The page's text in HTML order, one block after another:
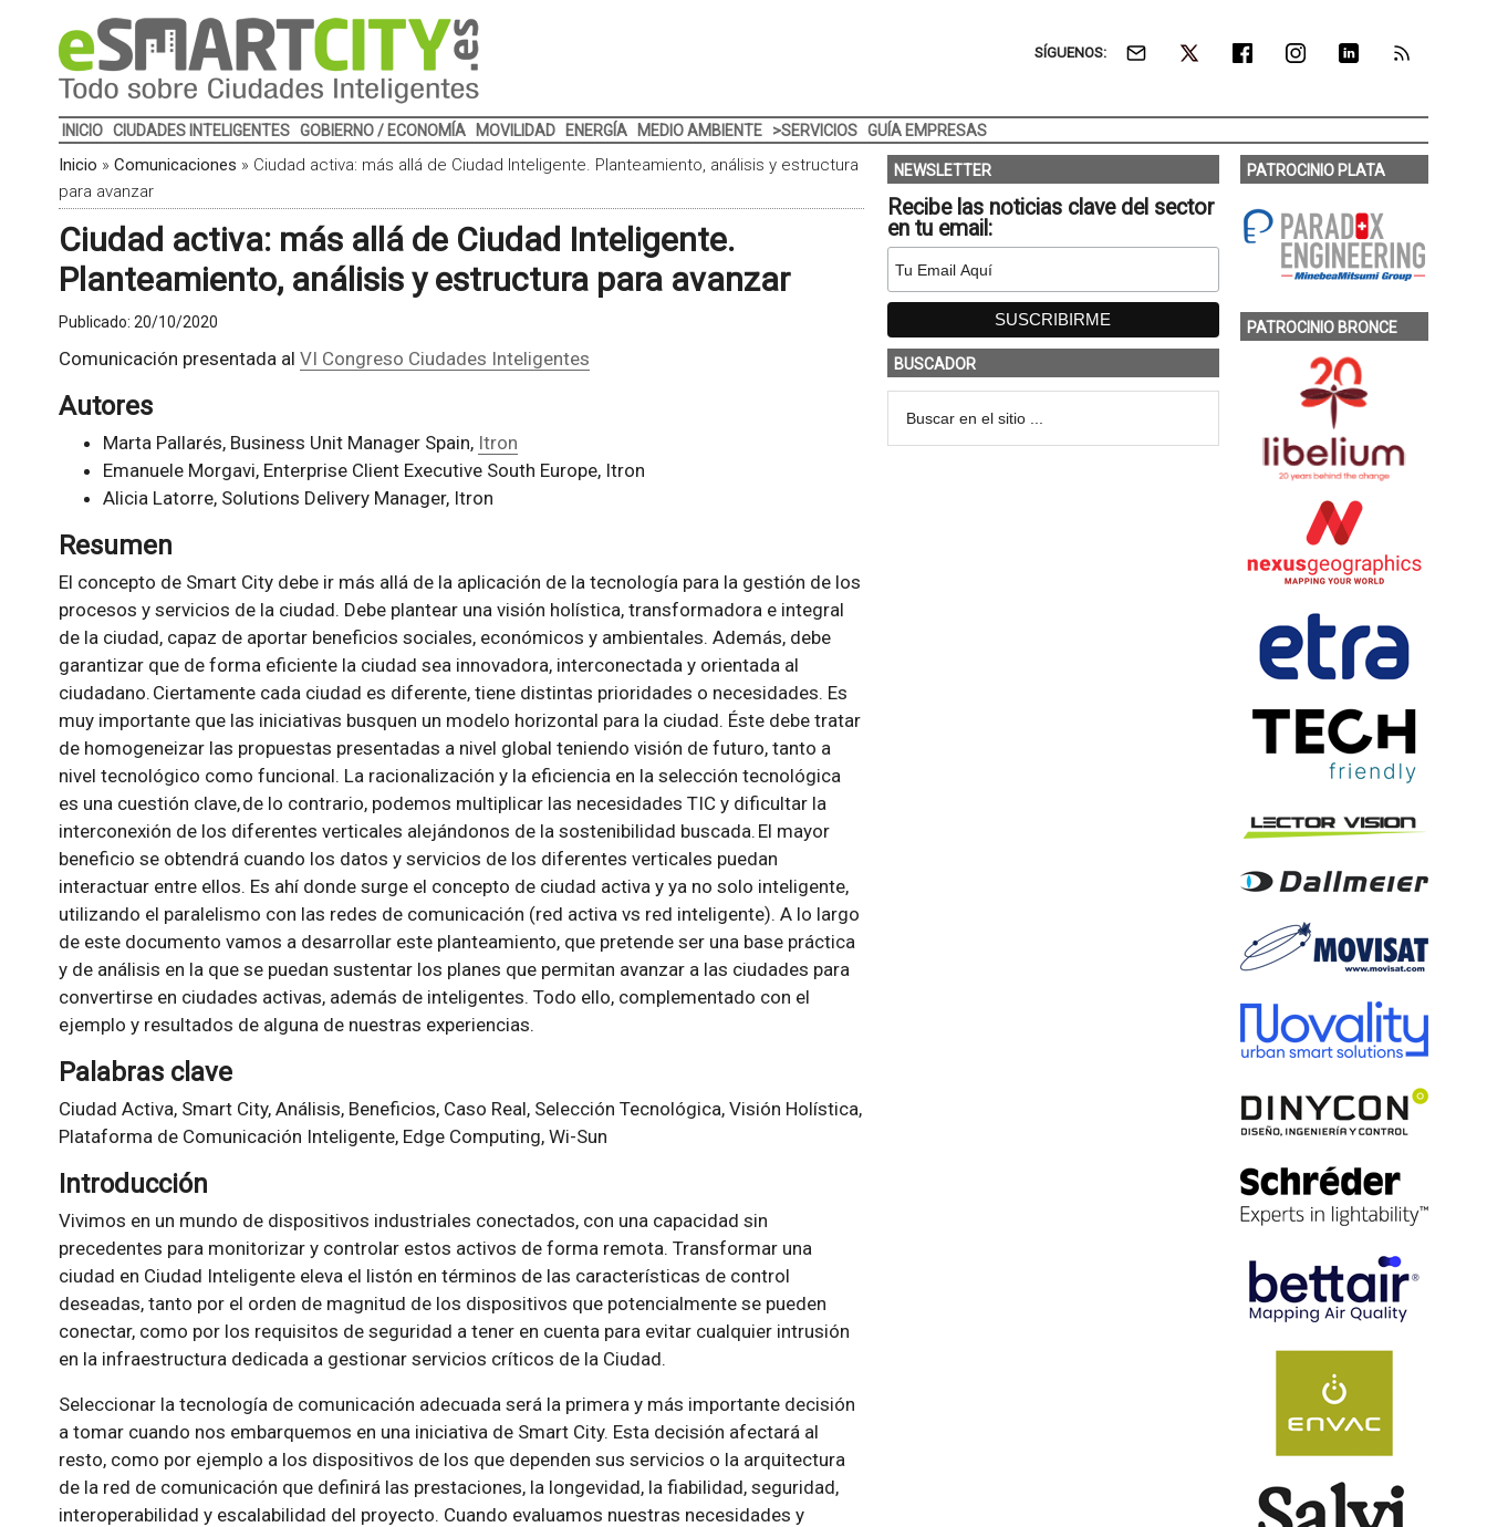
SÍGUENOS:
INICIO CIUDADES INTELIGENTES GOBIERNO / ECONOMÍA MOVILIDAD ENERGÍA MEDIO AMBIENTE >SERVICIOS GUÍA EMPRESAS
Inicio » Comunicaciones » Ciudad activa: más allá de Ciudad Inteligente. Planteamiento, análisis y estructura
para avanzar
Ciudad activa: más allá de Ciudad Inteligente.
Planteamiento, análisis y estructura para avanzar
Publicado: 20/10/2020
Comunicación presentada al VI Congreso Ciudades Inteligentes
Autores
Marta Pallarés, Business Unit Manager Spain, Itron
Emanuele Morgavi, Enterprise Client Executive South Europe, Itron
Alicia Latorre, Solutions Delivery Manager, Itron
Resumen
El concepto de Smart City debe ir más allá de la aplicación de la tecnología para la gestión de los
procesos y servicios de la ciudad. Debe plantear una visión holística, transformadora e integral
de la ciudad, capaz de aportar beneficios sociales, económicos y ambientales. Además, debe
garantizar que de forma eficiente la ciudad sea innovadora, interconectada y orientada al
ciudadano. Ciertamente cada ciudad es diferente, tiene distintas prioridades o necesidades. Es
muy importante que las iniciativas busquen un modelo horizontal para la ciudad. Éste debe tratar
de homogeneizar las propuestas presentadas a nivel global teniendo visión de futuro, tanto a
nivel tecnológico como funcional. La racionalización y la eficiencia en la selección tecnológica
es una cuestión clave, de lo contrario, podemos multiplicar las necesidades TIC y dificultar la
interconexión de los diferentes verticales alejándonos de la sostenibilidad buscada. El mayor
beneficio se obtendrá cuando los datos y servicios de los diferentes verticales puedan
interactuar entre ellos. Es ahí donde surge el concepto de ciudad activa y ya no solo inteligente,
utilizando el paralelismo con las redes de comunicación (red activa vs red inteligente). A lo largo
de este documento vamos a desarrollar este planteamiento, que pretende ser una base práctica
y de análisis en la que se puedan sustentar los planes que permitan avanzar a las ciudades para
convertirse en ciudades activas, además de inteligentes. Todo ello, complementado con el
ejemplo y resultados de alguna de nuestras experiencias.
Palabras clave
Ciudad Activa, Smart City, Análisis, Beneficios, Caso Real, Selección Tecnológica, Visión Holística,
Plataforma de Comunicación Inteligente, Edge Computing, Wi-Sun
Introducción
Vivimos en un mundo de dispositivos industriales conectados, con una capacidad sin
precedentes para monitorizar y controlar estos activos de forma remota. Transformar una
ciudad en Ciudad Inteligente eleva el listón en términos de las características de control
deseadas, tanto por el orden de magnitud de los dispositivos que potencialmente se pueden
conectar, como por los requisitos de seguridad a tener en cuenta para evitar cualquier intrusión
en la infraestructura dedicada a gestionar servicios críticos de la Ciudad.
Seleccionar la tecnología de comunicación adecuada será la primera y más importante decisión
a tomar cuando nos embarquemos en una iniciativa de Smart City. Esta decisión afectará al
resto, como por ejemplo a los dispositivos de los que dependen sus servicios o la arquitectura
de la red de comunicación que definirá las prestaciones, la longevidad, la fiabilidad, seguridad,
interoperabilidad y escalabilidad del proyecto. Cuando evaluamos nuestras necesidades y
NEWSLETTER
Recibe las noticias clave del sector
en tu email:
BUSCADOR
PATROCINIO PLATA
PATROCINIO BRONCE